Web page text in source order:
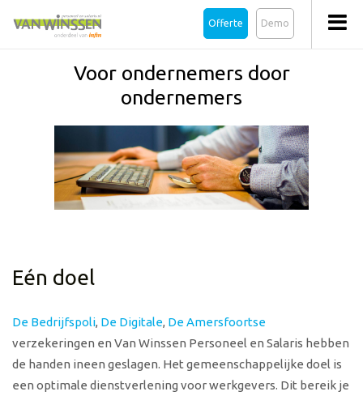
Demo
Offerte
Voor ondernemers door
ondernemers
Eén doel
De Bedrijfspoli, De Digitale, De Amersfoortse
verzekeringen en Van Winssen Personeel en Salaris hebben
de handen ineen geslagen. Het gemeenschappelijke doel is
een optimale dienstverlening voor werkgevers. Dit bereik je